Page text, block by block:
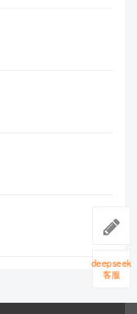
deepseek
客服